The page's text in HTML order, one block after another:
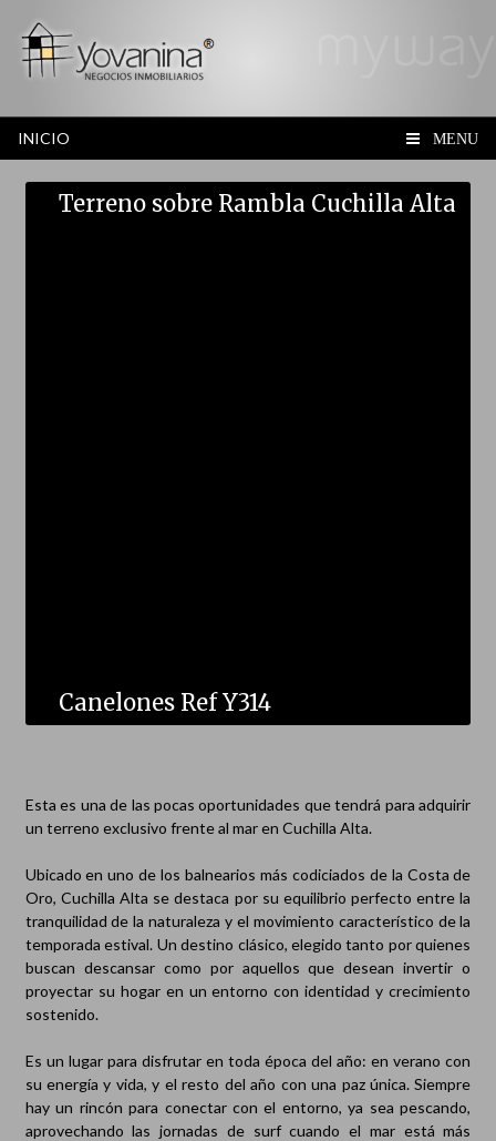
INICIO MENU
Terreno sobre Rambla Cuchilla Alta
Canelones Ref Y314
Esta es una de las pocas oportunidades que tendrá para adquirir
un terreno exclusivo frente al mar en Cuchilla Alta.
Ubicado en uno de los balnearios más codiciados de la Costa de
Oro, Cuchilla Alta se destaca por su equilibrio perfecto entre la
tranquilidad de la naturaleza y el movimiento característico de la
temporada estival. Un destino clásico, elegido tanto por quienes
buscan descansar como por aquellos que desean invertir o
proyectar su hogar en un entorno con identidad y crecimiento
sostenido.
Es un lugar para disfrutar en toda época del año: en verano con
su energía y vida, y el resto del año con una paz única. Siempre
hay un rincón para conectar con el entorno, ya sea pescando,
aprovechando las jornadas de surf cuando el mar está más